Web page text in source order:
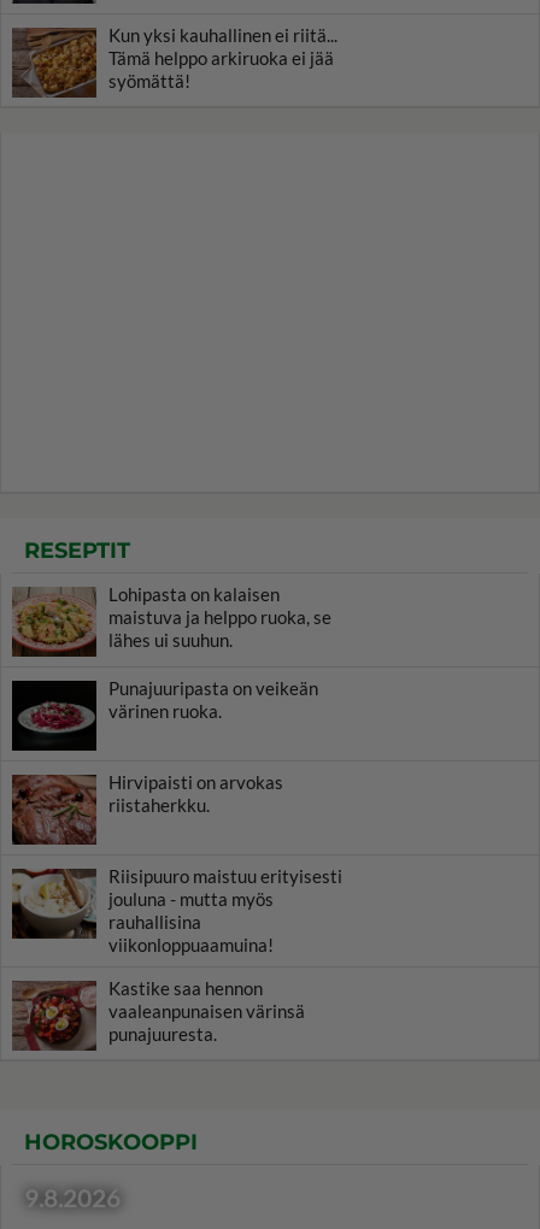
Kun yksi kauhallinen ei riitä...
Tämä helppo arkiruoka ei jää
syömättä!
RESEPTIT
Lohipasta on kalaisen
maistuva ja helppo ruoka, se
lähes ui suuhun.
Punajuuripasta on veikeän
värinen ruoka.
Hirvipaisti on arvokas
riistaherkku.
Riisipuuro maistuu erityisesti
jouluna - mutta myös
rauhallisina
viikonloppuaamuina!
Kastike saa hennon
vaaleanpunaisen värinsä
punajuuresta.
HOROSKOOPPI
9.8.2026